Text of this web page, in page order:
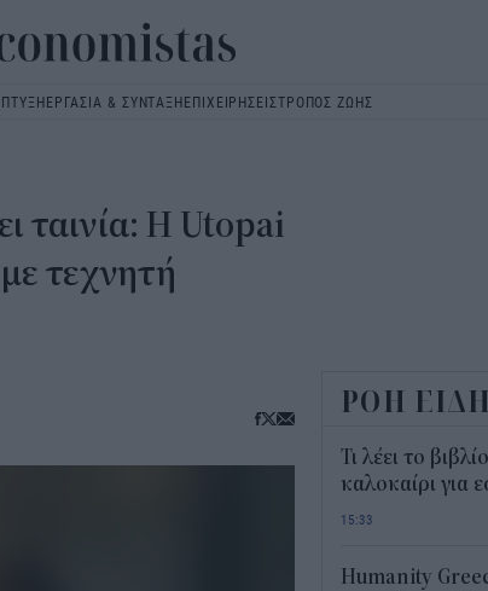
ΕΡΓΑΣΙΑ & ΣΥΝΤΑΞΗΕΠΙΧΕΙΡΗΣΕΙΣΤΡΟΠΟΣ ΖΩΗΣ
ταινία: Η Utopai
τεχνητή
ΡΟΗ
Τι λέει το
καλοκαίρι για
15:33
Humanity